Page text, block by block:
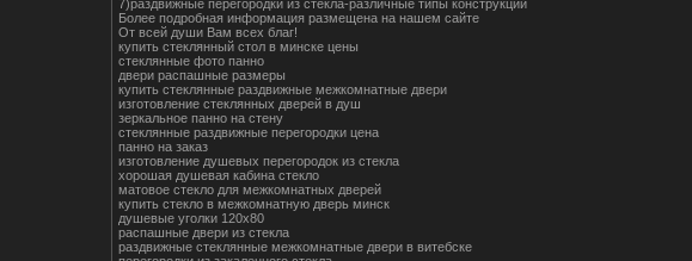
7)раздвижные перегородки из стекла-различные типы конструкций
Более подробная информация размещена на нашем сайте
От всей души Вам всех благ!
купить стеклянный стол в минске цены
стеклянные фото панно
двери распашные размеры
купить стеклянные раздвижные межкомнатные двери
изготовление стеклянных дверей в душ
зеркальное панно на стену
стеклянные раздвижные перегородки цена
панно на заказ
изготовление душевых перегородок из стекла
хорошая душевая кабина стекло
матовое стекло для межкомнатных дверей
купить стекло в межкомнатную дверь минск
душевые уголки 120х80
распашные двери из стекла
раздвижные стеклянные межкомнатные двери в витебске